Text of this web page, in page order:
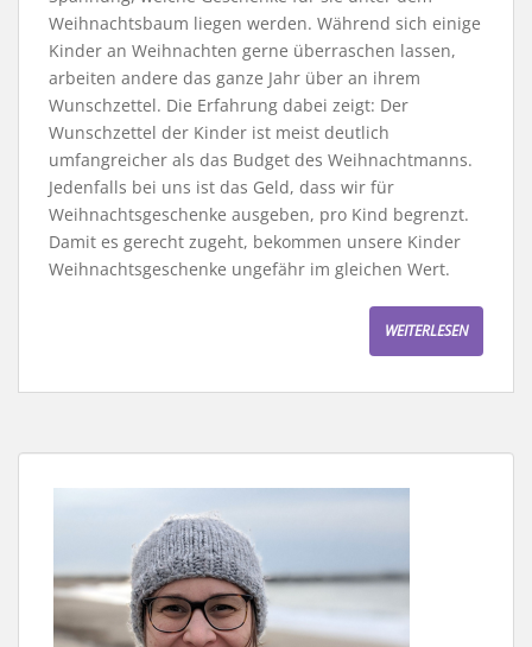
Weihnachtsbaum liegen werden. Während sich einige
Kinder an Weihnachten gerne überraschen lassen,
arbeiten andere das ganze Jahr über an ihrem
Wunschzettel. Die Erfahrung dabei zeigt: Der
Wunschzettel der Kinder ist meist deutlich
umfangreicher als das Budget des Weihnachtmanns.
Jedenfalls bei uns ist das Geld, dass wir für
Weihnachtsgeschenke ausgeben, pro Kind begrenzt.
Damit es gerecht zugeht, bekommen unsere Kinder
Weihnachtsgeschenke ungefähr im gleichen Wert.
WEITERLESEN